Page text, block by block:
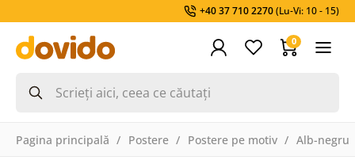
+40 37 710 2270(Lu-Vi: 10 - 15)
0
Pagina principală Postere Postere pe motiv Alb-negru